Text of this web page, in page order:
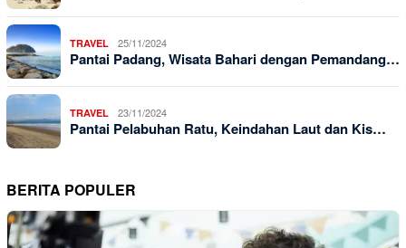
TRAVEL 25/11/2024
Pantai Padang, Wisata Bahari dengan Pemandang…
TRAVEL 23/11/2024
Pantai Pelabuhan Ratu, Keindahan Laut dan Kis…
BERITA POPULER